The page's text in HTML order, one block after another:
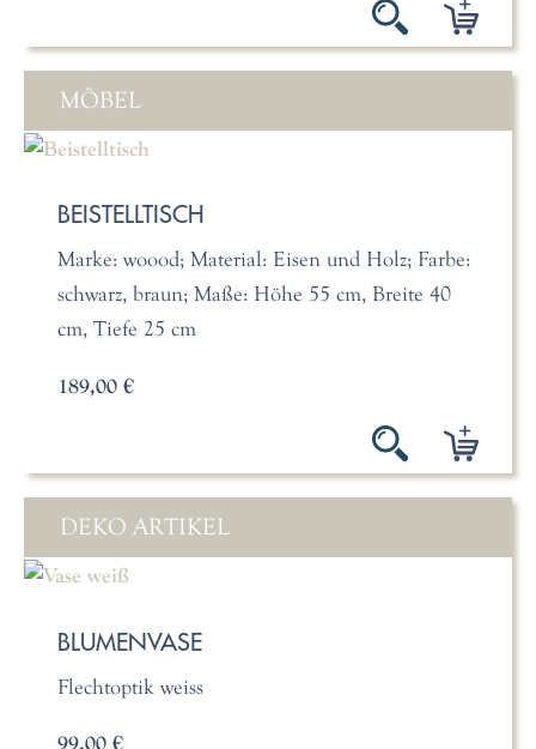
MÖBEL
BEISTELLTISCH
Marke: woood; Material: Eisen und Holz; Farbe:
schwarz, braun; Maße: Höhe 55 cm, Breite 40
cm, Tiefe 25 cm
189,00 €
DEKO ARTIKEL
BLUMENVASE
Flechtoptik weiss
99,00 €